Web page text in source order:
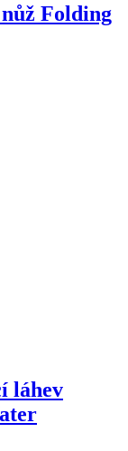
Folding
láhev